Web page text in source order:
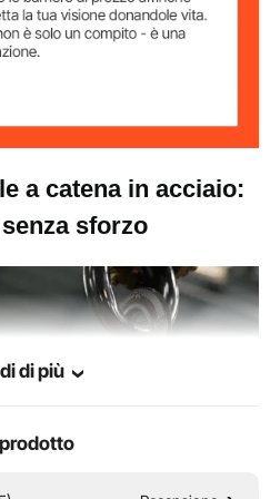
del prodotto
pollici / 140 mm
5,1 pollici / 130 mm
libbre / 7,2 kg
a catena in acciaio:
sforzo
di più